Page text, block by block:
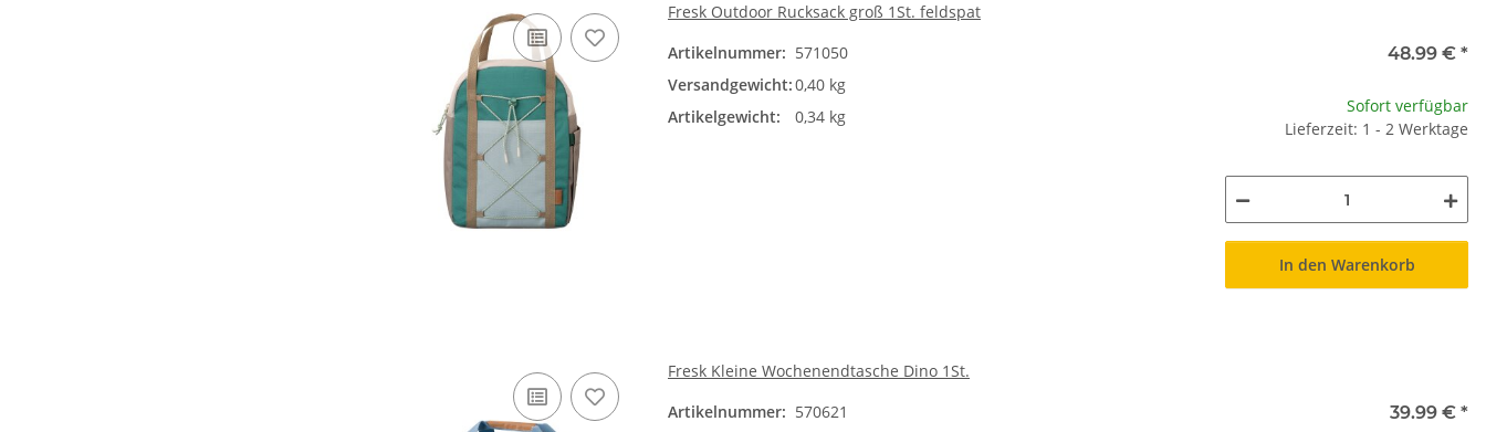
Fresk Outdoor Rucksack groß 1St. feldspat
Artikelnummer: 571050
Versandgewicht:0,40 kg
Artikelgewicht:
0,34 kg
48.99 € *
Sofort verfügbar
Lieferzeit: 1 - 2 Werktage
In den Warenkorb
Fresk Kleine Wochenendtasche Dino 1St.
Artikelnummer: 570621
39.99 € *